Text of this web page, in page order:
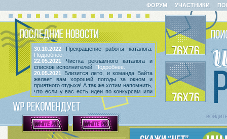
30.10.2022 Прекращение работы каталога.
Подробнее.
22.05.2021
Чистка рекламного каталога и
списков исполнителей. Подробнее.
20.05.2021
Близится лето, и команда Вайта
желает вам хорошей погоды за окном и
приятного отдыха! А так же хотим напомнить,
что если у вас есть идеи по конкурсам или
мероприятиям, вы всегда можете высказать
ихв этой теме! Так же сообщаем, что введен
срок неактивности исполнителей и их тем.
Подробнее.
ФОРУМ УЧАСТНИКИ